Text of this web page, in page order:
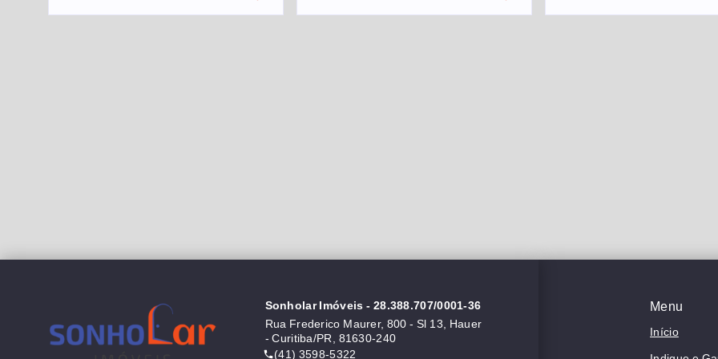
Menu
Início
Sonholar Imóveis - 28.388.707/0001-36
Rua Frederico Maurer, 800 - Sl 13, Hauer
- Curitiba/PR, 81630-240
(41) 3598-5322